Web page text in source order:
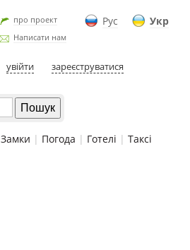
Рус Укр
про проект
Написати нам
увійти зареєструватися
Замки | Погода | Готелі | Таксі